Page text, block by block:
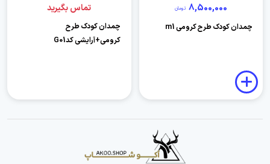
8,500,000 تومان
چمدان کودک طرح کرومی m1
تماس بگیرید
چمدان کودک طرح
کرومی+آرایشی کدG01